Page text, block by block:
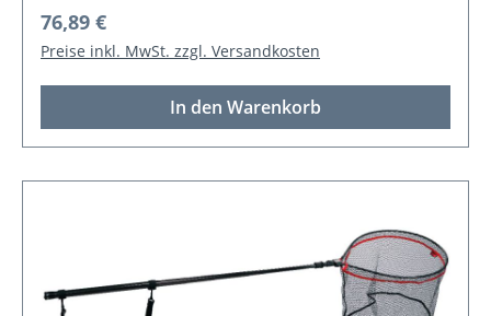
Regulärer Preis:
76,89 €
Preise inkl. MwSt. zzgl. Versandkosten
In den Warenkorb